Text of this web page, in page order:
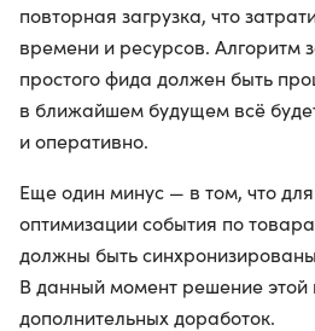
повторная загрузка, что
времени и ресурсов. Алгоритм
простого фида должен быть
в ближайшем будущем всё
и оперативно.
Еще один минус — в том, что
оптимизации события по
должны быть
В данный момент решение этой
дополнительных доработок.